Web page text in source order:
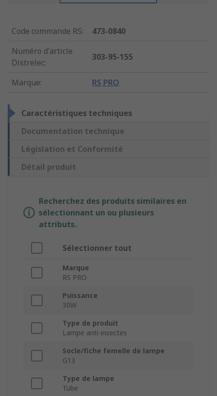
Code commande RS:
473-0840
Numéro d'article
Distrelec:
303-95-155
Marque: RS PRO
Caractéristiques techniques
Documentation technique
Législation et Conformité
Détail produit
Recherchez des produits similaires en
sélectionnant un ou plusieurs
attributs.
Sélectionner tout
Marque
RS PRO
Puissance
30W
Type de produit
Lampe anti-insectes
Socle/fiche femelle de lampe
G13
Type de lampe
Tube